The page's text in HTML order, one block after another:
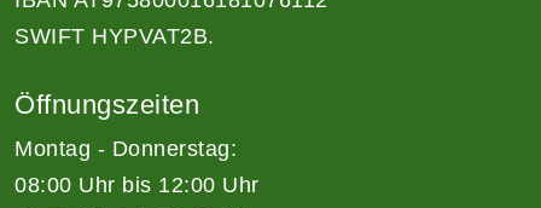
SWIFT HYPVAT2B.
Öffnungszeiten
Montag - Donnerstag:
08:00 Uhr bis 12:00 Uhr